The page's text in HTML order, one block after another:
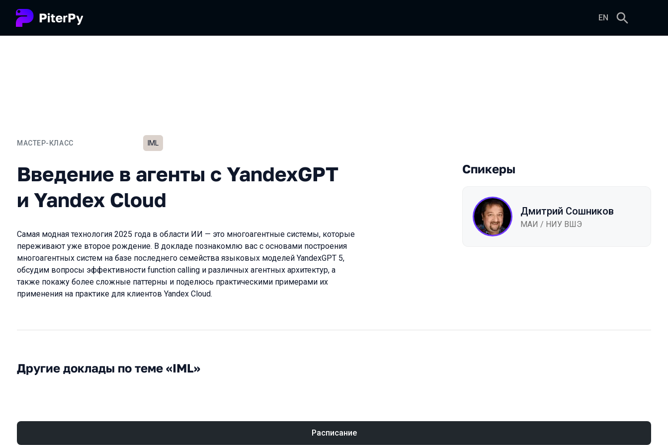
EN
МАСТЕР-КЛАСС
Введение в агенты с YandexGPT и Yandex Cloud
IML
Введение в агенты с YandexGPT
и Yandex Cloud
Самая модная технология 2025 года в области ИИ — это многоагентные системы, которые
переживают уже второе рождение. В докладе познакомлю вас с основами построения
многоагентных систем на базе последнего семейства языковых моделей YandexGPT 5,
обсудим вопросы эффективности function calling и различных агентных архитектур, а
также покажу более сложные паттерны и поделюсь практическими примерами их
применения на практике для клиентов Yandex Cloud.
Спикеры
Дмитрий Сошников
МАИ / НИУ ВШЭ
Другие доклады по теме «IML»
Расписание